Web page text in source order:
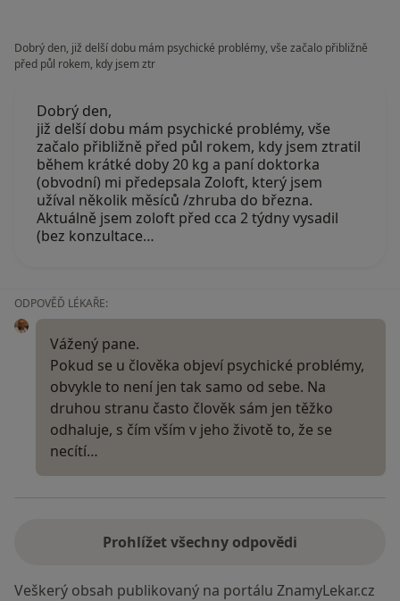
Dobrý den, již delší dobu mám psychické problémy, vše začalo přibližně
před půl rokem, kdy jsem ztr
Dobrý den,
již delší dobu mám psychické problémy, vše
začalo přibližně před půl rokem, kdy jsem ztratil
během krátké doby 20 kg a paní doktorka
(obvodní) mi předepsala Zoloft, který jsem
užíval několik měsíců /zhruba do března.
Aktuálně jsem zoloft před cca 2 týdny vysadil
(bez konzultace…
ODPOVĚĎ LÉKAŘE:
Vážený pane.
Pokud se u člověka objeví psychické problémy,
obvykle to není jen tak samo od sebe. Na
druhou stranu často člověk sám jen těžko
odhaluje, s čím vším v jeho životě to, že se
necítí…
Prohlížet všechny odpovědi
Veškerý obsah publikovaný na portálu ZnamyLekar.cz